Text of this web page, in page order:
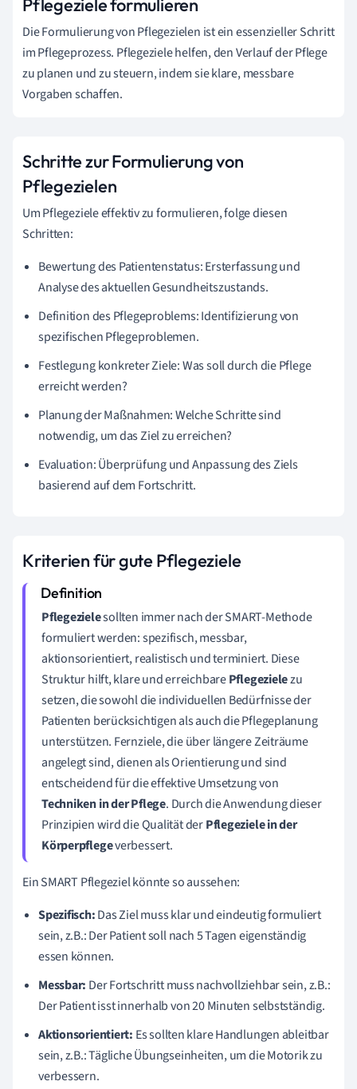
Pflegeziele formulieren
Die Formulierung von Pflegezielen ist ein essenzieller Schritt
im Pflegeprozess. Pflegeziele helfen, den Verlauf der Pflege
zu planen und zu steuern, indem sie klare, messbare
Vorgaben schaffen.
Schritte zur Formulierung von
Pflegezielen
Um Pflegeziele effektiv zu formulieren, folge diesen
Schritten:
Bewertung des Patientenstatus: Ersterfassung und
Analyse des aktuellen Gesundheitszustands.
Definition des Pflegeproblems: Identifizierung von
spezifischen Pflegeproblemen.
Festlegung konkreter Ziele: Was soll durch die Pflege
erreicht werden?
Planung der Maßnahmen: Welche Schritte sind
notwendig, um das Ziel zu erreichen?
Evaluation: Überprüfung und Anpassung des Ziels
basierend auf dem Fortschritt.
Kriterien für gute Pflegeziele
Pflegezielesollten immer nach der SMART-Methode
formuliert werden: spezifisch, messbar,
aktionsorientiert, realistisch und terminiert. Diese
Struktur hilft, klare und erreichbarePflegezielezu
setzen, die sowohl die individuellen Bedürfnisse der
Patienten berücksichtigen als auch die Pflegeplanung
unterstützen. Fernziele, die über längere Zeiträume
angelegt sind, dienen als Orientierung und sind
entscheidend für die effektive Umsetzung von
Techniken in der Pflege. Durch die Anwendung dieser
Prinzipien wird die Qualität derPflegeziele in der
Körperpflegeverbessert.
Ein SMART Pflegeziel könnte so aussehen:
Spezifisch:Das Ziel muss klar und eindeutig formuliert
sein, z.B.: Der Patient soll nach 5 Tagen eigenständig
essen können.
Messbar: Der Fortschritt muss nachvollziehbar sein, z.B.:
Der Patient isst innerhalb von 20 Minuten selbstständig.
Aktionsorientiert: Es sollten klare Handlungen ableitbar
sein, z.B.: Tägliche Übungseinheiten, um die Motorik zu
verbessern.